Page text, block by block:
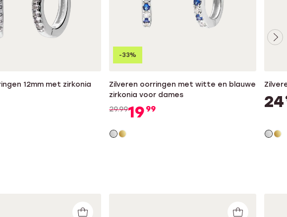
12mm met zirkonia
Zilveren oorringen met witte en blauwe
zirkonia voor dames
29.9919 99
-33%
24